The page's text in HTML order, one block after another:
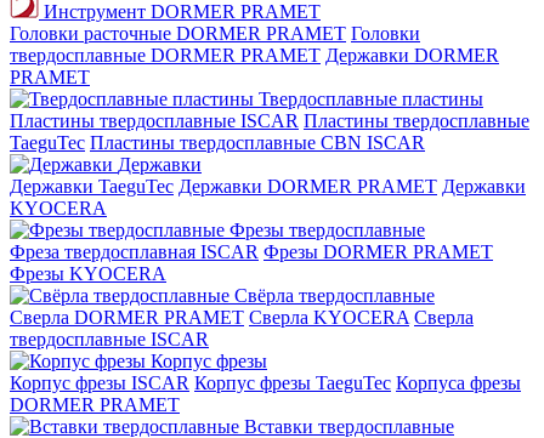
Инструмент DORMER PRAMET
Головки расточные DORMER PRAMET Головки
твердосплавные DORMER PRAMET Державки DORMER
PRAMET
Твердосплавные пластины
Пластины твердосплавные ISCAR Пластины твердосплавные
TaeguTec Пластины твердосплавные CBN ISCAR
Державки
Державки TaeguTec Державки DORMER PRAMET Державки
KYOCERA
Фрезы твердосплавные
Фреза твердосплавная ISCAR Фрезы DORMER PRAMET
Фрезы KYOCERA
Свёрла твердосплавные
Сверла DORMER PRAMET Сверла KYOCERA Сверла
твердосплавные ISCAR
Корпус фрезы
Корпус фрезы ISCAR Корпус фрезы TaeguTec Корпуса фрезы
DORMER PRAMET
Вставки твердосплавные